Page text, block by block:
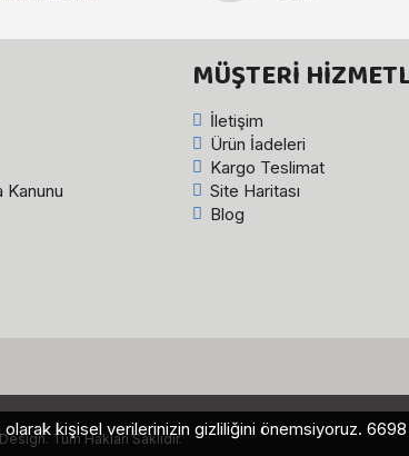
Kanunu
MÜŞTERI
İletişim
Ürün İadeleri
Kargo Teslimat
Site Haritası
Blog
Tüm Hakları Saklıdır.
kişisel verilerinizin gizliliğini önemsiyoruz. 6698